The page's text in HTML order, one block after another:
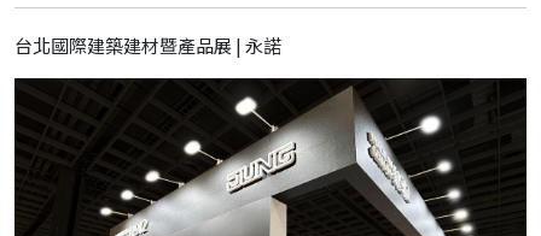
台北國際建築建材暨產品展 | 永諾